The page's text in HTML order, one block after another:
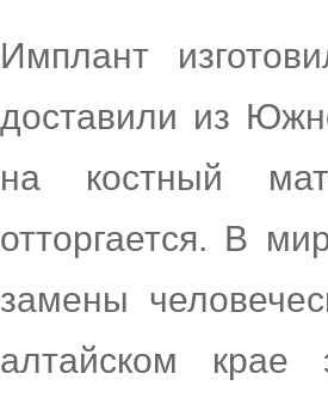
Имплант
доставили из
на костный
отторгается. В
замены
алтайском крае